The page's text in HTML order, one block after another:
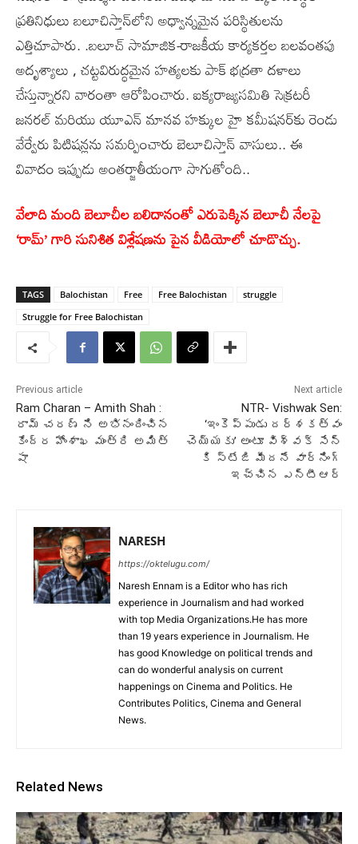
ప్రతినిధులు బలూచిస్తాన్‌లోని అధ్వాన్నమైన పరిస్థితులను
ఎత్తిచూపారు. .బలూచ్ సామాజిక-రాజకీయ కార్యకర్తల బలవంతపు
అదృశ్యాలు , చట్టవిరుద్ధమైన హత్యలకు పాక్ భద్రతా దళాలు
చేస్తున్నారని వారంతా ఆరోపించారు. ఐక్యరాజ్యసమితి సెక్రటరీ
జనరల్ మరియు యూఎన్ మానవ హక్కుల హై కమీషనర్‌కు రెండు
వేర్వేరు పిటిషన్లను సమర్పించారు బెలూచిస్తాన్ వాసులు.. ఈ
వివాదం ఇప్పుడు అంతర్జాతీయంగా సాగుతోంది..
వేలాది మంది బెలూచీల బలిదానంతో ఎరుపెక్కిన బెలూచీ నేలపై
‘రామ్’ గారి సునిశిత విశ్లేషణను పైన వీడియోలో చూడొచ్చు.
TAGS Balochistan Free Free Balochistan
struggle
Struggle for Free Balochistan
Previous article
Ram Charan – Amith Shah :
రామ్ చరణ్ ని అభినందించిన
కేంద్ర హోంశాఖ మంత్రి అమిత్
షా
Next article
NTR- Vishwak Sen:
‘ఇంకెప్పుడు దర్శకత్వం
చెయ్యకు’ అంటూ విశ్వక్ సేన్
కి స్టేజి మీదనే వార్నింగ్
ఇచ్చిన ఎన్టీఆర్
NARESH
https://oktelugu.com/
Naresh Ennam is a Editor who has rich
experience in Journalism and had worked
with top Media Organizations.He has more
than 19 years experience in Journalism. He
has good Knowledge on political trends and
can do wonderful analysis on current
happenings on Cinema and Politics. He
Contributes Politics, Cinema and General
News.
Related News